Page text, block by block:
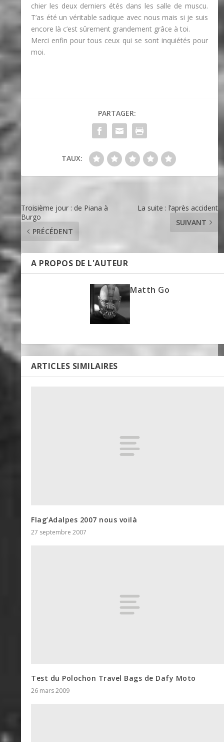
chier les deux derniers étés dans les salle de muscu.
T’as été un véritable sadique avec nous mais si je suis
encore là c’est sûrement grandement grâce à toi.
Merci enfin pour tous ceux qui se sont inquiétés pour
moi.
PARTAGER:
TAUX:
Troisième jour : de Piana à
Burgo
PRÉCÉDENT
La suite : l’après accident
SUIVANT
A PROPOS DE L'AUTEUR
Matth Go
ARTICLES SIMILAIRES
Flag’Adalpes 2007 nous voilà
27 septembre 2007
Test du Polochon Travel Bags de Dafy Moto
26 mars 2009